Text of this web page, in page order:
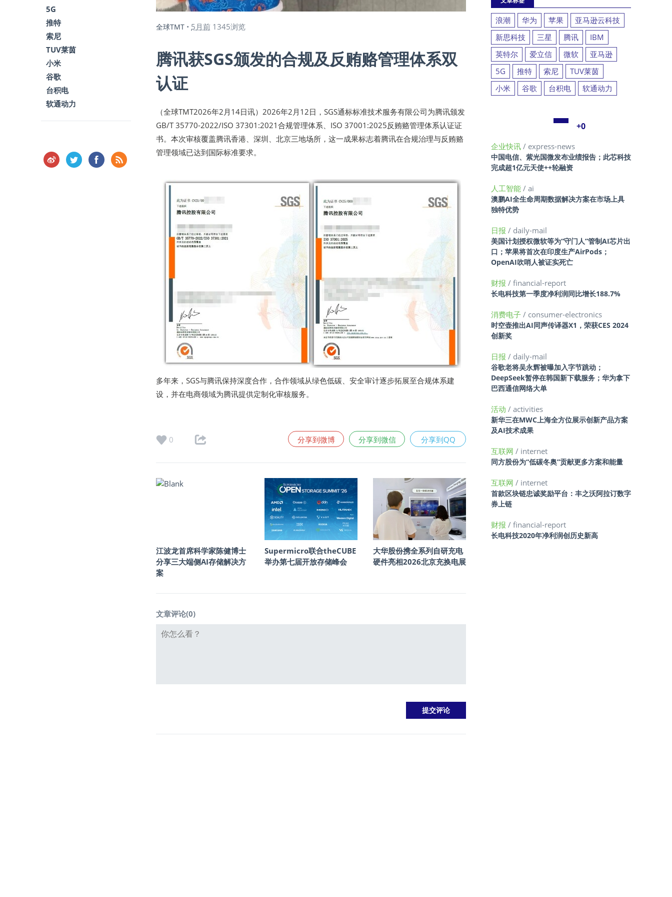
全球TMT • 5月前 1345浏览
腾讯获SGS颁发的合规及反贿赂管理体系双
认证
（全球TMT2026年2月14日讯）2026年2月12日，SGS通标标准技术服务有限公司为腾讯颁发
GB/T 35770-2022/ISO 37301:2021合规管理体系、ISO 37001:2025反贿赂管理体系认证证
书。本次审核覆盖腾讯香港、深圳、北京三地场所，这一成果标志着腾讯在合规治理与反贿赂
管理领域已达到国际标准要求。
多年来，SGS与腾讯保持深度合作，合作领域从绿色低碳、安全审计逐步拓展至合规体系建
设，并在电商领域为腾讯提供定制化审核服务。
0 分享到微博 分享到微信 分享到QQ
江波龙首席科学家陈健博士
分享三大端侧AI存储解决方
案
Supermicro联合theCUBE
举办第七届开放存储峰会
大华股份携全系列自研充电
硬件亮相2026北京充换电展
文章评论(0)
5G
推特
索尼
TUV莱茵
小米
谷歌
台积电
软通动力
浪潮 华为 苹果
亚马逊云科技
新思科技
三星 腾讯
IBM
英特尔
爱立信 微软
亚马逊
5G
推特 索尼
TUV莱茵
小米
谷歌 台积电 软通动力
+0
企业快讯 / express-news
中国电信、紫光国微发布业绩报告；此芯科技
完成超1亿元天使++轮融资
人工智能 / ai
澳鹏AI全生命周期数据解决方案在市场上具
独特优势
日报 / daily-mail
美国计划授权微软等为“守门人”管制AI芯片出
口；苹果将首次在印度生产AirPods；
OpenAI吹哨人被证实死亡
财报 / financial-report
长电科技第一季度净利润同比增长188.7%
消费电子 / consumer-electronics
时空壶推出AI同声传译器X1，荣获CES 2024
创新奖
日报 / daily-mail
谷歌老将吴永辉被曝加入字节跳动；
DeepSeek暂停在韩国新下载服务；华为拿下
巴西通信网络大单
活动 / activities
新华三在MWC上海全方位展示创新产品方案
及AI技术成果
互联网 / internet
同方股份为“低碳冬奥”贡献更多方案和能量
互联网 / internet
首款区块链忠诚奖励平台：丰之沃阿拉订数字
券上链
财报 / financial-report
长电科技2020年净利润创历史新高